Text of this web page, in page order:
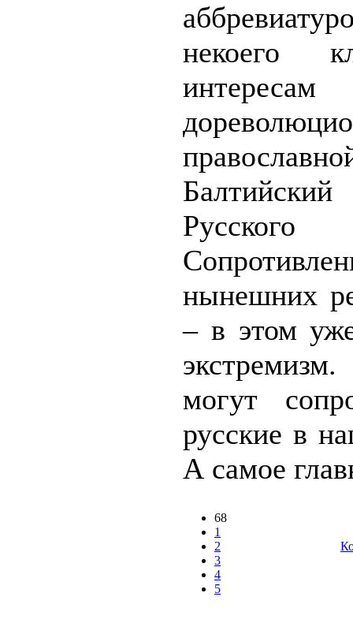
некоего
Русского
нынешних
– в этом
могут
русские в
А самое
68
1
2
3
4
5